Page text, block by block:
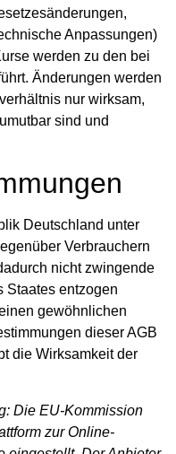
Anpassungen)
werden zu den bei
Änderungen werden
nur wirksam,
sind und
Deutschland unter
Verbrauchern
nicht zwingende
Staates entzogen
gewöhnlichen
dieser AGB
die Wirksamkeit der
Die EU-Kommission
zur Online-